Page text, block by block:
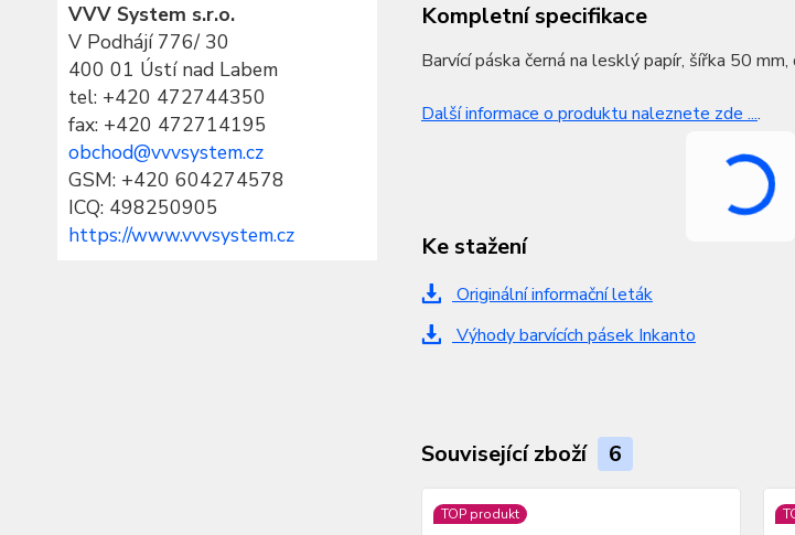
VVV System s.r.o.
V Podhájí 776/ 30
400 01 Ústí nad Labem
tel: +420 472744350
fax: +420 472714195
obchod@vvvsystem.cz
GSM: +420 604274578
ICQ: 498250905
https://www.vvvsystem.cz
Kompletní specifikace
Barvící páska černá na lesklý papír, šířka 50
Další informace o produktu naleznete zde ....
Ke stažení
Originální informační leták
Výhody barvících pásek Inkanto
Související zboží 6
TOP produkt